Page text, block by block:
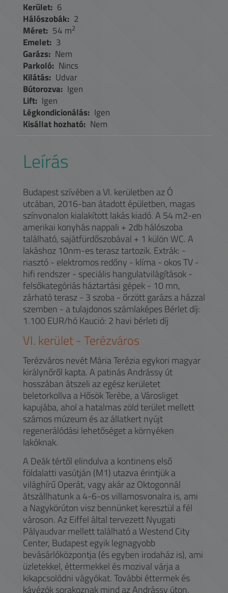
Kerület: 6
Hálószobák: 2
Méret: 54 m2
Emelet: 3
Garázs: Nem
Parkoló: Nincs
Kilátás: Udvar
Bútorozva: Igen
Lift: Igen
Légkondicionálás: Igen
Kisállat hozható: Nem
Leírás
Budapest szívében a VI. kerületben az Ó
utcában, 2016-ban átadott épületben, magas
színvonalon kialakított lakás kiadó. A 54 m2-en
amerikai konyhás nappali + 2db hálószoba
található, sajátfürdőszobával + 1 külön WC. A
lakáshoz 10nm-es terasz tartozik. Extrák: -
riasztó - elektromos redőny - klíma - okos TV -
hifi rendszer - speciális hangulatvilágítások -
felsőkategóriás háztartási gépek - 10 mn,
zárható terasz - 3 szoba - őrzött garázs a házzal
szemben - a tulajdonos számlaképes Bérlet díj:
1.100 EUR/hó Kaució: 2 havi bérleti díj
VI. kerület -Terézváros
Terézváros nevét Mária Terézia egykori magyar
királynőről kapta. A patinás Andrássy út
hosszában átszeli az egész kerületet
beletorkollva a Hősök Terébe, a Városliget
kapujába, ahol a hatalmas zöld terület mellett
számos múzeum és az állatkert nyújt
regenerálódási lehetőséget a környéken
lakóknak.
A Deák tértől elindulva a kontinens első
földalatti vasútján (M1) utazva érintjük a
világhírű Operát, vagy akár az Oktogonnál
átszállhatunk a 4-6-os villamosvonalra is, ami
a Nagykörúton visz bennünket keresztül a fél
városon. Az Eiffel által tervezett Nyugati
Pályaudvar mellett található a Westend City
Center, Budapest egyik legnagyobb
bevásárlóközpontja (és egyben irodaház is), ami
üzletekkel, éttermekkel és mozival várja a
kikapcsolódni vágyókat. További éttermek és
kávézók sorakoznak mind az Andrássy úton,